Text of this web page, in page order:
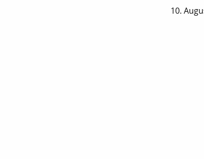
10.